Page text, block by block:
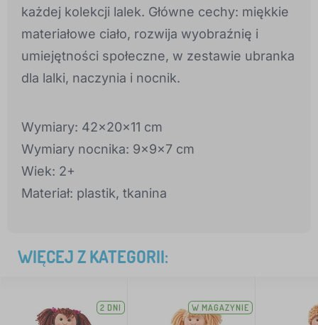
każdej kolekcji lalek. Główne cechy: miękkie
materiałowe ciało, rozwija wyobraźnię i
umiejętności społeczne, w zestawie ubranka
dla lalki, naczynia i nocnik.
Wymiary: 42x20x11 cm
Wymiary nocnika: 9x9x7 cm
Wiek: 2+
Materiał: plastik, tkanina
WIĘCEJ Z KATEGORII:
2 DNI W MAGAZYNIE